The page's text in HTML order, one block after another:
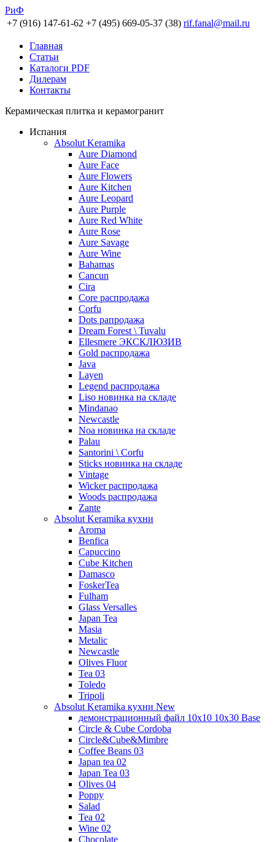
РиФ
+7 (916) 147-61-62 +7 (495) 669-05-37 (38) rif.fanal@mail.ru
Главная
Статьи
Каталоги PDF
Дилерам
Контакты
Керамическая плитка и керамогранит
Испания
Absolut Keramika
Aure Diamond
Aure Face
Aure Flowers
Aure Kitchen
Aure Leopard
Aure Purple
Aure Red White
Aure Rose
Aure Savage
Aure Wine
Bahamas
Cancun
Cira
Core распродажа
Corfu
Dots рапродажа
Dream Forest \ Tuvalu
Ellesmere ЭКСКЛЮЗИВ
Gold распродажа
Java
Layen
Legend распродажа
Liso новинка на складе
Mindanao
Newcastle
Noa новинка на складе
Palau
Santorini \ Corfu
Sticks новинка на складе
Vintage
Wicker распродажа
Woods распродажа
Zante
Absolut Keramika кухни
Aroma
Benfica
Capuccino
Cube Kitchen
Damasco
FoskerTea
Fulham
Glass Versalles
Japan Tea
Masia
Metalic
Newcastle
Olives Fluor
Tea 03
Toledo
Tripoli
Absolut Keramika кухни New
демонстрационный файл 10x10 10x30 Base
Circle & Cube Cordoba
Circle&Cube&Mimbre
Coffee Beans 03
Japan tea 02
Japan Tea 03
Olives 04
Poppy
Salad
Tea 02
Wine 02
Chocolate